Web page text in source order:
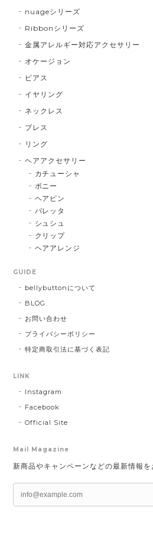
nuageシリーズ
Ribbonシリーズ
金属アレルギー対応アクセサリー
オケージョン
ピアス
イヤリング
ネックレス
ブレス
リング
ヘアアクセサリー
カチューシャ
ポニー
ヘアピン
バレッタ
シュシュ
クリップ
ヘアアレンジ
GUIDE
bellybuttonについて
BLOG
お問い合わせ
プライバシーポリシー
特定商取引法に基づく表記
LINK
Instagram
Facebook
Official Site
Mail Magazine
新商品やキャンペーンなどの最新情報を